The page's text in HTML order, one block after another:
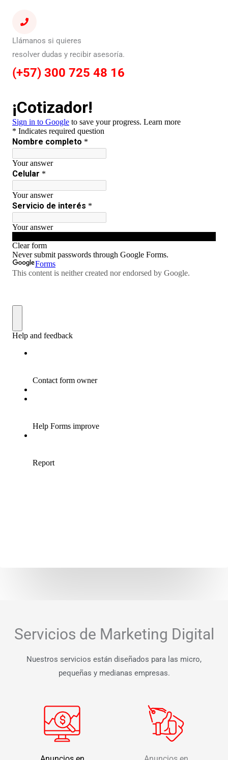
Llámanos si quieres
resolver dudas y recibir asesoría.
(+57) 300 725 48 16
Servicios de Marketing Digital
Nuestros servicios están diseñados para las micro,
pequeñas y medianas empresas.